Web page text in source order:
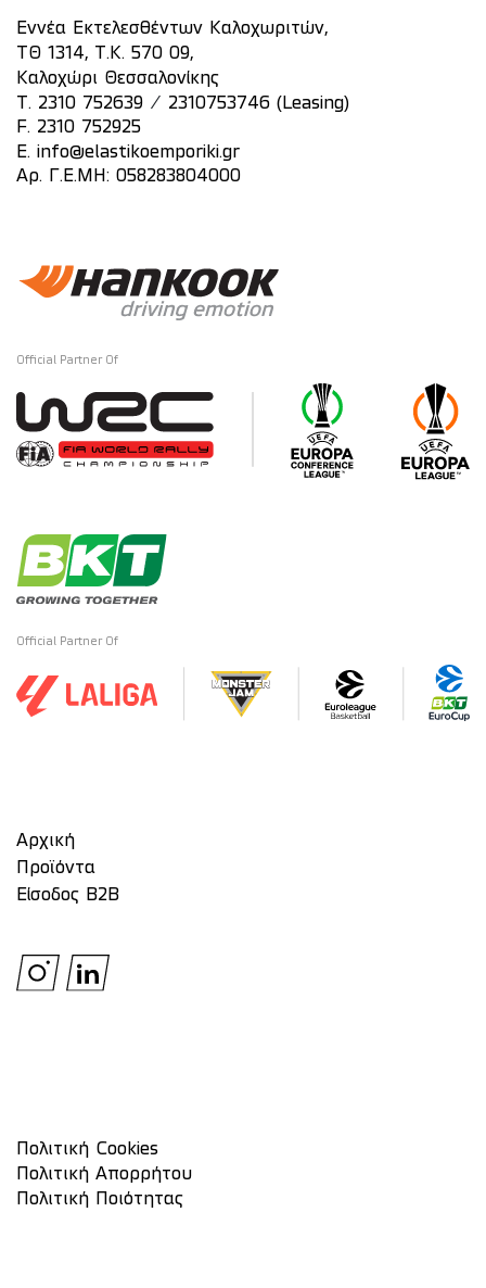
Εννέα Εκτελεσθέντων Καλοχωριτών,
ΤΘ 1314, Τ.Κ. 570 09,
Καλοχώρι Θεσσαλονίκης
T. 2310 752639 /
2310753746 (Leasing)
F. 2310 752925
E.
info@elastikoemporiki.gr
Αρ. Γ.Ε.ΜΗ: 058283804000
Official Partner Of
Official Partner Of
Αρχική
Προϊόντα
Είσοδος Β2Β
Πολιτική Cookies
Πολιτική Απορρήτου
Πολιτική Ποιότητας